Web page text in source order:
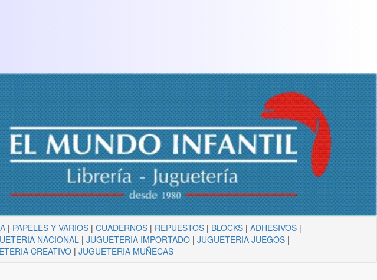
| PAPELES Y VARIOS |CUADERNOS | REPUESTOS | BLOCKS |ADHESIVOS |
NACIONAL | JUGUETERIA IMPORTADO| JUGUETERIA JUEGOS|
CREATIVO| JUGUETERIA MUÑECAS